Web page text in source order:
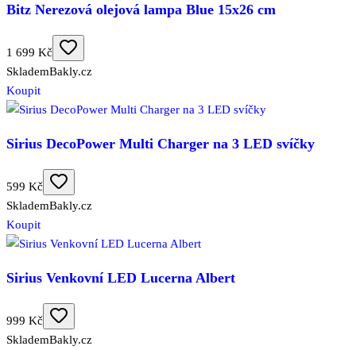
Bitz Nerezová olejová lampa Blue 15x26 cm
1 699 Kč
SklademBakly.cz
Koupit
Sirius DecoPower Multi Charger na 3 LED svíčky
599 Kč
SklademBakly.cz
Koupit
Sirius Venkovní LED Lucerna Albert
999 Kč
SklademBakly.cz